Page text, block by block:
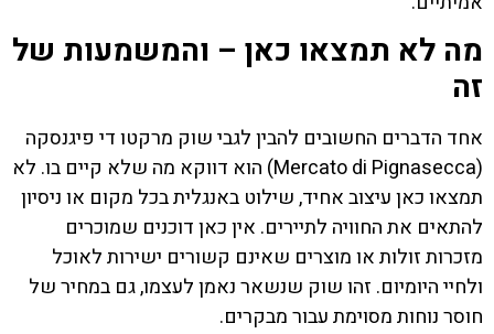
מה לא תמצאו כאן – והמשמעות של
זה
אחד הדברים החשובים להבין לגבי שוק מרקטו די פיגנסקה
(Mercato di Pignasecca) הוא דווקא מה שלא קיים בו. לא
תמצאו כאן עיצוב אחיד, שילוט באנגלית בכל מקום או ניסיון
להתאים את החוויה לתיירים. אין כאן דוכנים שמוכרים
מזכרות זולות או מוצרים שאינם קשורים ישירות לאוכל
ולחיי היומיום. זהו שוק שנשאר נאמן לעצמו, גם במחיר של
חוסר נוחות מסוימת עבור מבקרים.